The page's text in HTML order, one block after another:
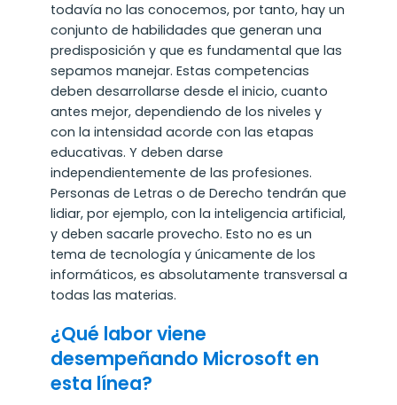
todavía no las conocemos, por tanto, hay un
conjunto de habilidades que generan una
predisposición y que es fundamental que las
sepamos manejar. Estas competencias
deben desarrollarse desde el inicio, cuanto
antes mejor, dependiendo de los niveles y
con la intensidad acorde con las etapas
educativas. Y deben darse
independientemente de las profesiones.
Personas de Letras o de Derecho tendrán que
lidiar, por ejemplo, con la inteligencia artificial,
y deben sacarle provecho. Esto no es un
tema de tecnología y únicamente de los
informáticos, es absolutamente transversal a
todas las materias.
¿Qué labor viene
desempeñando Microsoft en
esta línea?